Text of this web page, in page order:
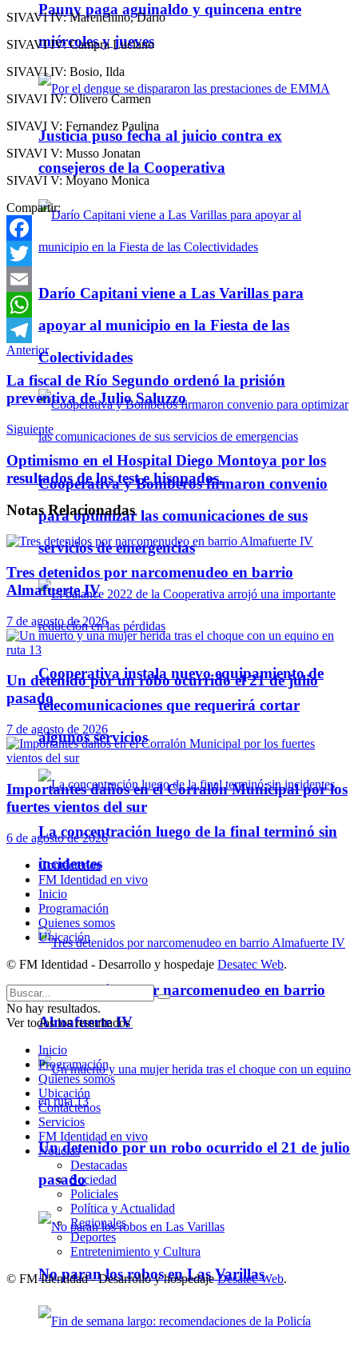
Pauny paga aguinaldo y quincena entre
miércoles y jueves
Justicia puso fecha al juicio contra ex
consejeros de la Cooperativa
Darío Capitani viene a Las Varillas para
apoyar al municipio en la Fiesta de las
Colectividades
Cooperativa y Bomberos firmaron convenio
para optimizar las comunicaciones de sus
servicios de emergencias
Cooperativa instala nuevo equipamiento de
telecomunicaciones que requerirá cortar
algunos servicios
La concentración luego de la final terminó sin
incidentes
Policiales
Tres detenidos por narcomenudeo en barrio
Almafuerte IV
Un detenido por un robo ocurrido el 21 de julio
pasado
No paran los robos en Las Varillas
SIVAVI IV: Marenchino, Dario
SIVAVI IV: Campra Luciano
SIVAVI IV: Bosio, Ilda
SIVAVI IV: Olivero Carmen
SIVAVI V: Fernandez Paulina
SIVAVI V: Musso Jonatan
SIVAVI V: Moyano Monica
Compartir:
Facebook
Twitter
Email
WhatsApp
Telegram
Anterior
La fiscal de Río Segundo ordenó la prisión
preventiva de Julio Saluzzo
Siguiente
Optimismo en el Hospital Diego Montoya por los
resultados de los test e hisopados.
NotasRelacionadas
Tres detenidos por narcomenudeo en barrio
Almafuerte IV
7 de agosto de 2026
Un detenido por un robo ocurrido el 21 de julio
pasado
7 de agosto de 2026
Importantes daños en el Corralón Municipal por los
fuertes vientos del sur
6 de agosto de 2026
Contáctenos
FM Identidad en vivo
Inicio
Programación
Quienes somos
Ubicación
© FM Identidad - Desarrollo y hospedaje Desatec Web.
No hay resultados.
Ver todos los ressultados
Inicio
Programación
Quienes somos
Ubicación
Contáctenos
Servicios
FM Identidad en vivo
Noticias
Destacadas
Sociedad
Policiales
Política y Actualidad
Regionales
Deportes
Entretenimiento y Cultura
© FM Identidad - Desarrollo y hospedajeDesatec Web.